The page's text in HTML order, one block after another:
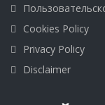
Cookies Policy
Privacy Policy
Disclaimer